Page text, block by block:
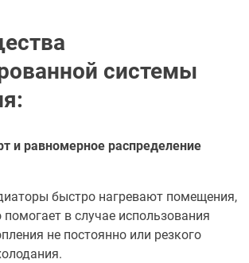
системы
и равномерное распределение
быстро нагревают помещения,
помогает в случае использования
не постоянно или резкого